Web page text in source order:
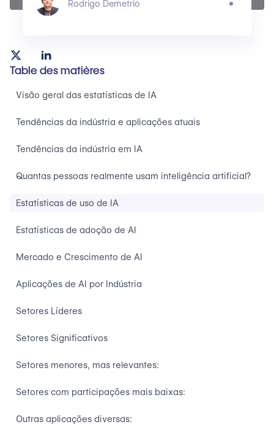
Rodrigo Demetrio
Table des matières
Visão geral das estatísticas de IA
Tendências da indústria e aplicações atuais
Tendências da indústria em IA
Quantas pessoas realmente usam inteligência artificial?
Estatísticas de uso de IA
Estatísticas de adoção de AI
Mercado e Crescimento de AI
Aplicações de AI por Indústria
Setores Líderes
Setores Significativos
Setores menores, mas relevantes:
Setores com participações mais baixas:
Outras aplicações diversas: